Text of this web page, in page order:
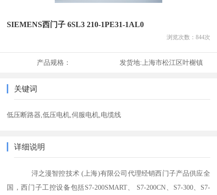
SIEMENS西门子 6SL3 210-1PE31-1AL0
浏览次数： 844次
产品规格： 发货地: 上海市松江区叶榭镇
关键词
低压断路器,低压电机,伺服电机,电缆线
详细说明
浔之漫智控技术 (上海)有限公司代理经销西门子产品供应全
国，西门子工控设备包括S7-200SMART、 S7-200CN、S7-300、S7-